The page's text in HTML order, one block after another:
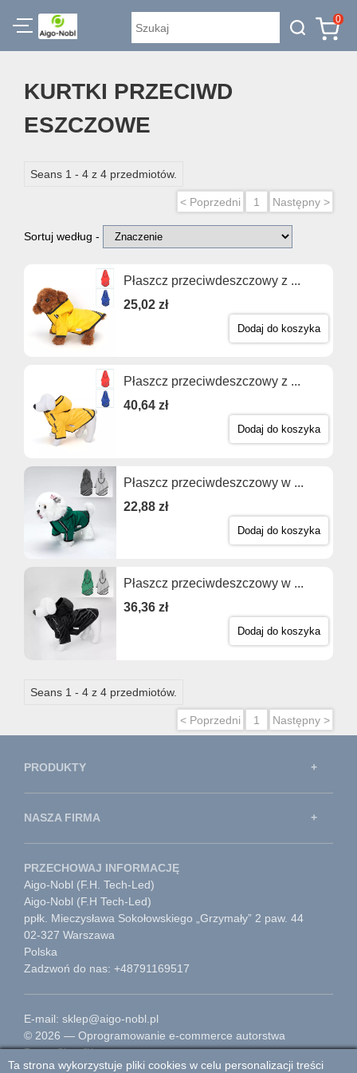
0
KURTKI PRZECIWD
ESZCZOWE
Seans 1 - 4 z 4 przedmiotów.
< Poprzedni 1 Następny >
Sortuj według -
Płaszcz przeciwdeszczowy z ...
25,02 zł
Dodaj do koszyka
Płaszcz przeciwdeszczowy z ...
40,64 zł
Dodaj do koszyka
Płaszcz przeciwdeszczowy w ...
22,88 zł
Dodaj do koszyka
Płaszcz przeciwdeszczowy w ...
36,36 zł
Dodaj do koszyka
Seans 1 - 4 z 4 przedmiotów.
< Poprzedni 1 Następny >
PRODUKTY
NASZA FIRMA
PRZECHOWAJ INFORMACJĘ
Aigo-Nobl (F.H. Tech-Led)
Aigo-Nobl (F.H Tech-Led)
ppłk. Mieczysława Sokołowskiego „Grzymały” 2 paw. 44
02-327 Warszawa
Polska
Zadzwoń do nas: +48791169517
E-mail: sklep@aigo-nobl.pl
© 2026 — Oprogramowanie e-commerce autorstwa
PrestaShop™
Przejdź do strony głównej
Ta strona wykorzystuje pliki cookies w celu personalizacji treści